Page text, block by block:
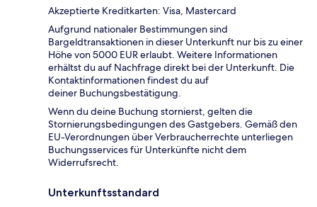
Akzeptierte Kreditkarten: Visa, Mastercard
Aufgrund nationaler Bestimmungen sind
Bargeldtransaktionen in dieser Unterkunft nur bis zu einer
Höhe von 5000 EUR erlaubt. Weitere Informationen
erhältst du auf Nachfrage direkt bei der Unterkunft. Die
Kontaktinformationen findest du auf
deiner Buchungsbestätigung.
Wenn du deine Buchung stornierst, gelten die
Stornierungsbedingungen des Gastgebers. Gemäß den
EU-Verordnungen über Verbraucherrechte unterliegen
Buchungsservices für Unterkünfte nicht dem
Widerrufsrecht.
Unterkunftsstandard